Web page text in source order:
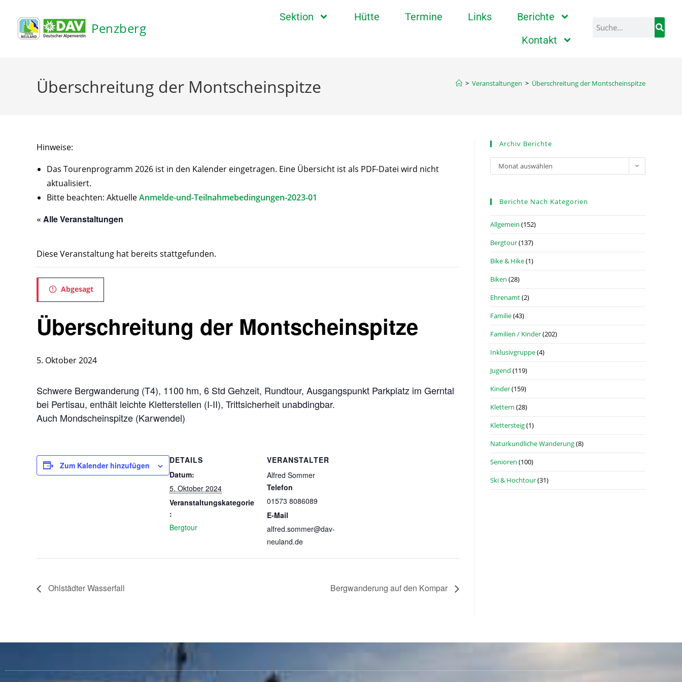
Penzberg
Sektion Hütte Termine Links
Berichte
Kontakt
Überschreitung der Montscheinspitze > Veranstaltungen > Überschreitung der Montscheinspitze
Hinweise:
Das Tourenprogramm 2026 ist in den Kalender eingetragen. Eine Übersicht ist als PDF-Datei wird nicht
aktualisiert.
Bitte beachten: AktuelleAnmelde-und-Teilnahmebedingungen-2023-01
« Alle Veranstaltungen
Diese Veranstaltung hat bereits stattgefunden.
Abgesagt
Überschreitung der Montscheinspitze
5. Oktober 2024
Schwere Bergwanderung (T4), 1100 hm, 6 Std Gehzeit, Rundtour, Ausgangspunkt Parkplatz im Gerntal
bei Pertisau, enthält leichte Kletterstellen (I-II), Trittsicherheit unabdingbar.
Auch Mondscheinspitze (Karwendel)
Zum Kalender hinzufügen
DETAILS
Datum:
5. Oktober 2024
Veranstaltungskategorie
:
Bergtour
VERANSTALTER
Alfred Sommer
Telefon
01573 8086089
E-Mail
alfred.sommer@dav-
neuland.de
Ohlstädter Wasserfall Bergwanderung auf den Kompar
Archiv Berichte
Monat auswählen
Berichte Nach Kategorien
Allgemein (152)
Bergtour(137)
Bike & Hike(1)
Biken (28)
Ehrenamt(2)
Familie(43)
Familien / Kinder(202)
Inklusivgruppe(4)
Jugend (119)
Kinder(159)
Klettern (28)
Klettersteig(1)
Naturkundliche Wanderung(8)
Senioren (100)
Ski & Hochtour(31)